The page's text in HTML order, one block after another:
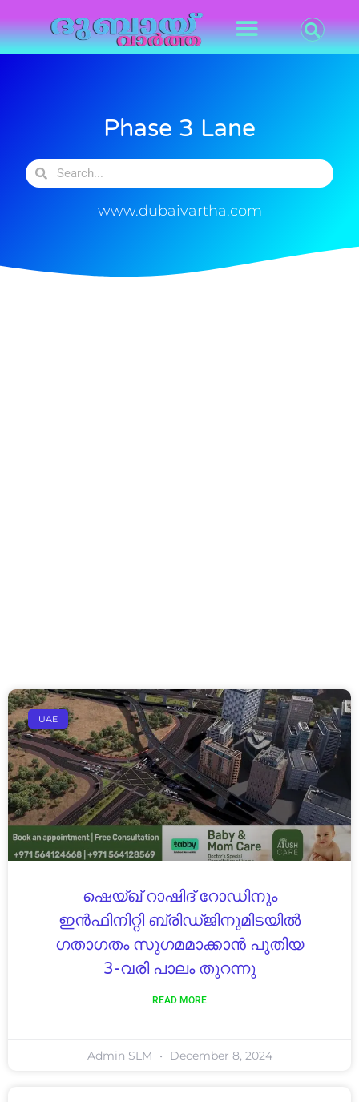
Phase 3 Lane
www.dubaivartha.com
UAE
ഷെയ്ഖ് റാഷിദ് റോഡിനും
ഇൻഫിനിറ്റി ബ്രിഡ്ജിനുമിടയിൽ
ഗതാഗതം സുഗമമാക്കാൻ പുതിയ
3-വരി പാലം തുറന്നു
READ MORE
Admin SLM December 8, 2024